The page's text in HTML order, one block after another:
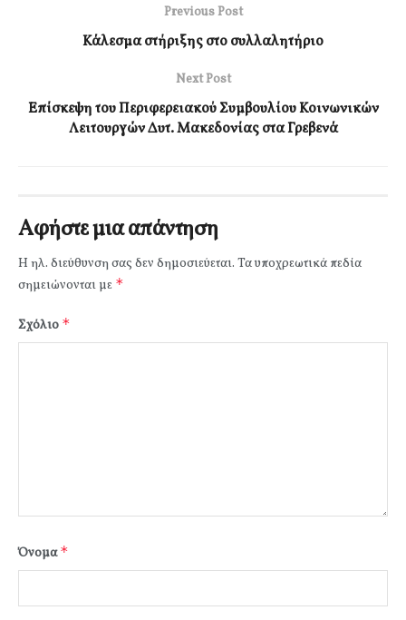
Previous Post
Κάλεσμα στήριξης στο συλλαλητήριο
Next Post
Επίσκεψη του Περιφερειακού Συμβουλίου Κοινωνικών
Λειτουργών Δυτ. Μακεδονίας στα Γρεβενά
Αφήστε μια απάντηση
Η ηλ. διεύθυνση σας δεν δημοσιεύεται. Τα υποχρεωτικά πεδία
σημειώνονται με *
Σχόλιο *
Όνομα*